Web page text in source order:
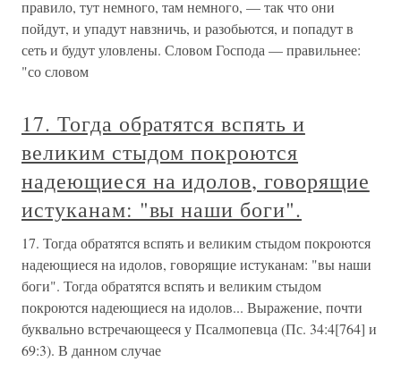
правило, тут немного, там немного, — так что они
пойдут, и упадут навзничь, и разобьются, и попадут в
сеть и будут уловлены. Словом Господа — правильнее:
"со словом
17. Тогда обратятся вспять и
великим стыдом покроются
надеющиеся на идолов, говорящие
истуканам: "вы наши боги".
17. Тогда обратятся вспять и великим стыдом покроются
надеющиеся на идолов, говорящие истуканам: "вы наши
боги". Тогда обратятся вспять и великим стыдом
покроются надеющиеся на идолов... Выражение, почти
буквально встречающееся у Псалмопевца (Пс. 34:4[764] и
69:3). В данном случае